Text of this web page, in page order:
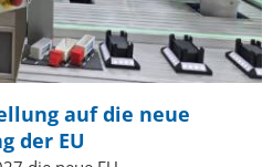
auf die neue
der EU